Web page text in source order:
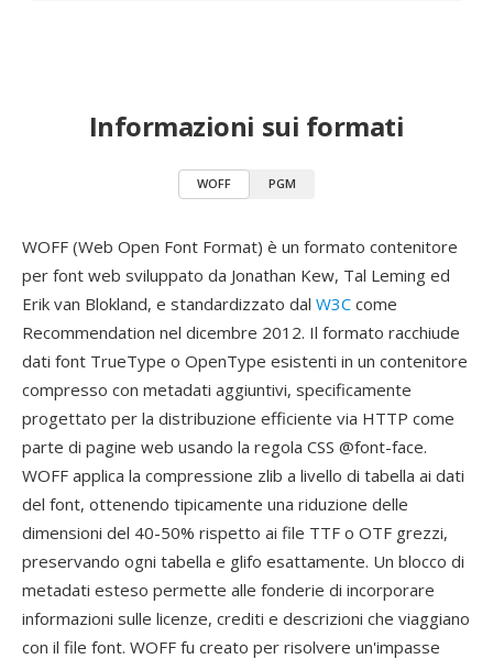
Informazioni sui formati
WOFF PGM
WOFF (Web Open Font Format) è un formato contenitore
per font web sviluppato da Jonathan Kew, Tal Leming ed
Erik van Blokland, e standardizzato dal W3C come
Recommendation nel dicembre 2012. Il formato racchiude
dati font TrueType o OpenType esistenti in un contenitore
compresso con metadati aggiuntivi, specificamente
progettato per la distribuzione efficiente via HTTP come
parte di pagine web usando la regola CSS @font-face.
WOFF applica la compressione zlib a livello di tabella ai dati
del font, ottenendo tipicamente una riduzione delle
dimensioni del 40-50% rispetto ai file TTF o OTF grezzi,
preservando ogni tabella e glifo esattamente. Un blocco di
metadati esteso permette alle fonderie di incorporare
informazioni sulle licenze, crediti e descrizioni che viaggiano
con il file font. WOFF fu creato per risolvere un'impasse